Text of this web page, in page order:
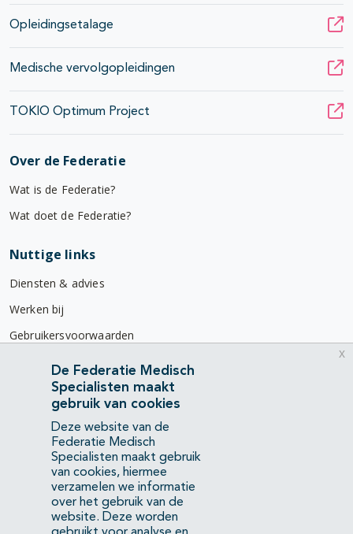
Opleidingsetalage
Medische vervolgopleidingen
TOKIO Optimum Project
Over de Federatie
Wat is de Federatie?
Wat doet de Federatie?
Nuttige links
Diensten & advies
Werken bij
Gebruikersvoorwaarden
Privacyverklaring
Contact
Mercatorlaan 1200
3528 BL Utrecht
(088) 505 34 34
info@richtlijnendatabase.nl
De Federatie Medisch
Specialisten maakt
gebruik van cookies
Deze website van de
Federatie Medisch
Specialisten maakt gebruik
van cookies, hiermee
verzamelen we informatie
over het gebruik van de
website. Deze worden
x